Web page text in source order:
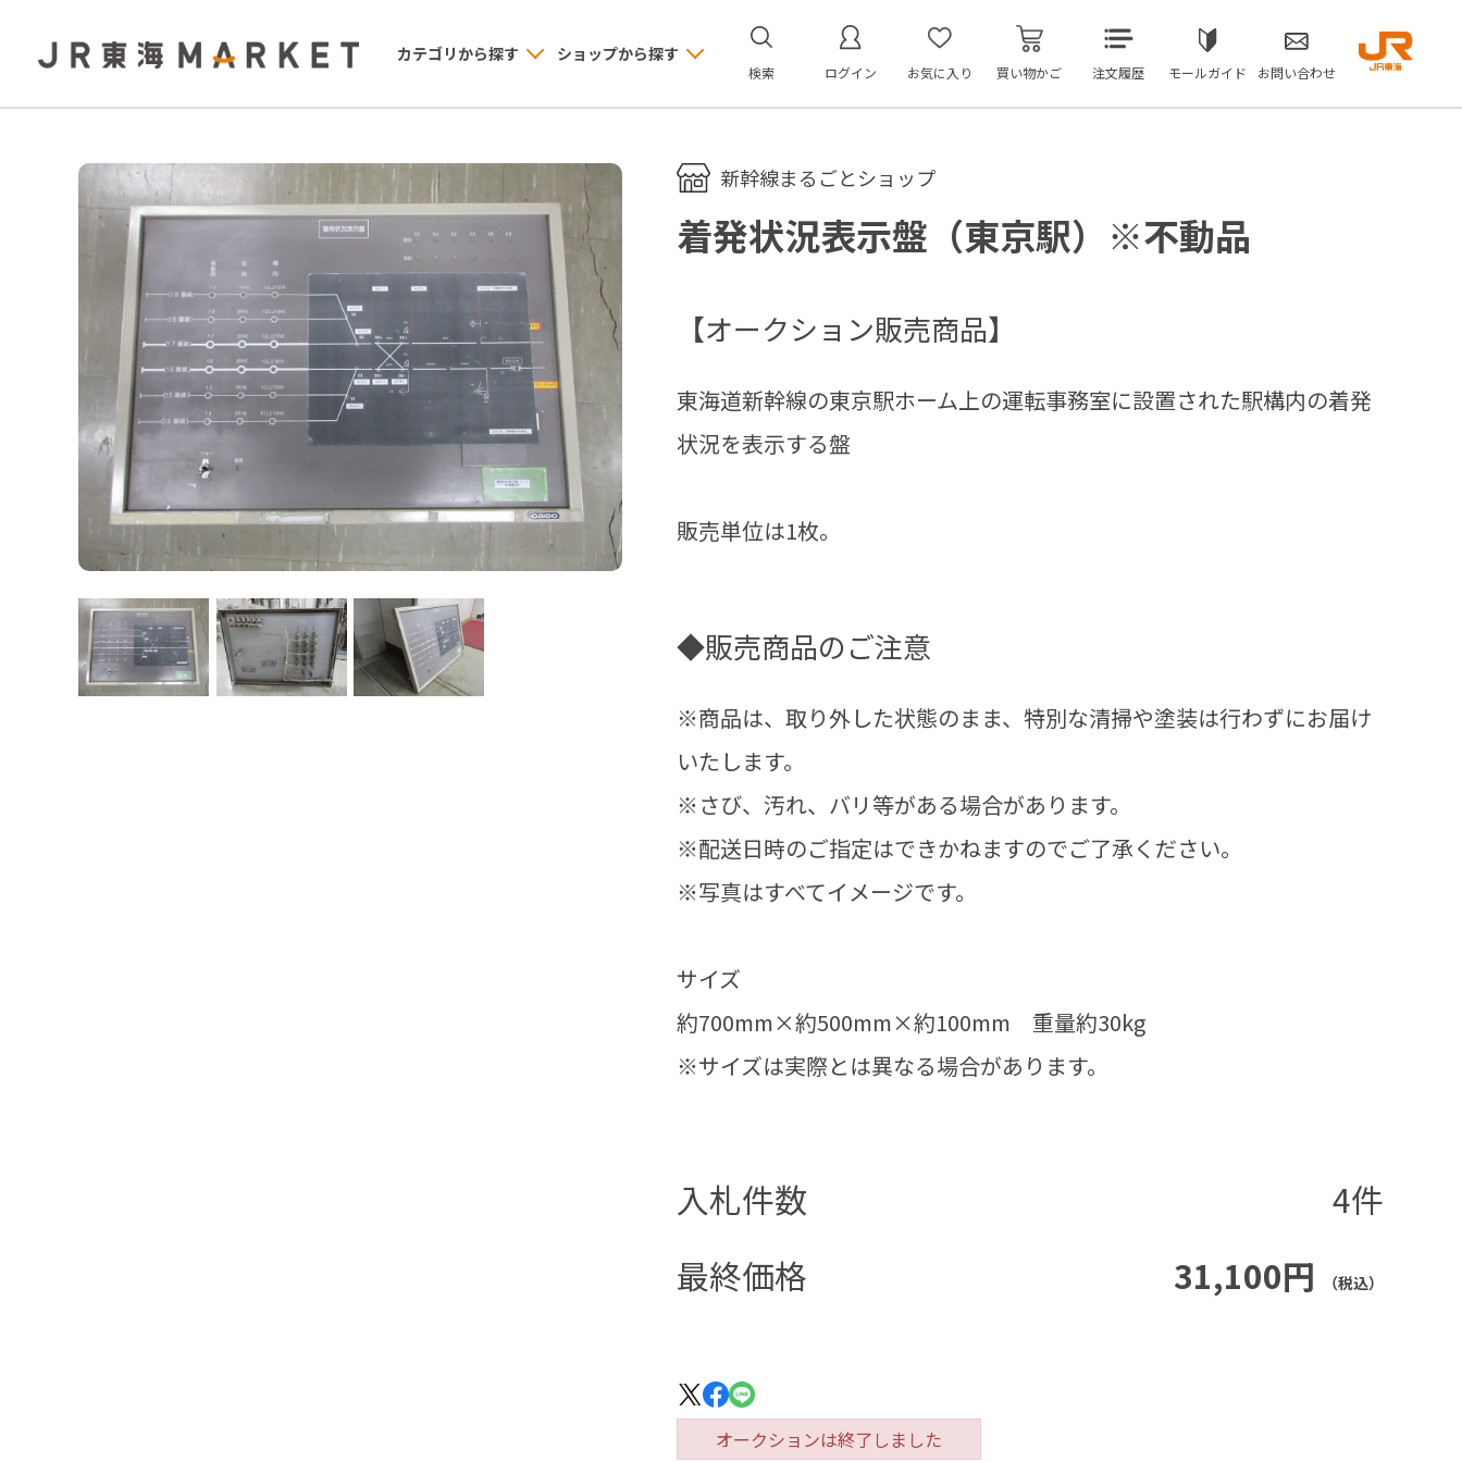
カテゴリから探す ショップから探す
検索 ログイン お気に入り 買い物かご 注文履歴 モールガイド お問い合わせ
新幹線まるごとショップ
着発状況表示盤（東京駅）※不動品
入札件数
4件
最終価格
31,100円 （税込）
オークションは終了しました
【オークション販売商品】
東海道新幹線の東京駅ホーム上の運転事務室に設置された駅構内の着発
状況を表示する盤
販売単位は1枚。
◆販売商品のご注意
※商品は、取り外した状態のまま、特別な清掃や塗装は行わずにお届け
いたします。
※さび、汚れ、バリ等がある場合があります。
※配送日時のご指定はできかねますのでご了承ください。
※写真はすべてイメージです。
サイズ
約700mm×約500mm×約100mm 重量約30kg
※サイズは実際とは異なる場合があります。